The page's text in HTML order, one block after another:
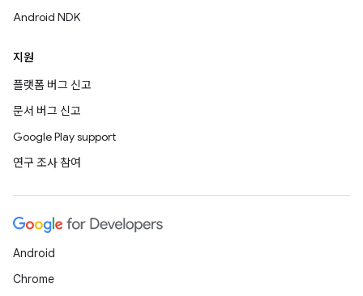
Android NDK
지원
플랫폼 버그 신고
문서 버그 신고
Google Play support
연구 조사 참여
Android
Chrome